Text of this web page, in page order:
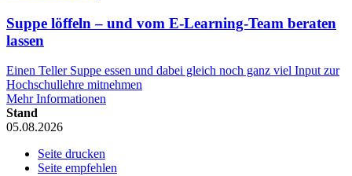
Suppe löffeln – und vom E-Learning-Team beraten
lassen
Einen Teller Suppe essen und dabei gleich noch ganz viel Input zur
Hochschullehre mitnehmen
Mehr Informationen
Stand
05.08.2026
Seite drucken
Seite empfehlen